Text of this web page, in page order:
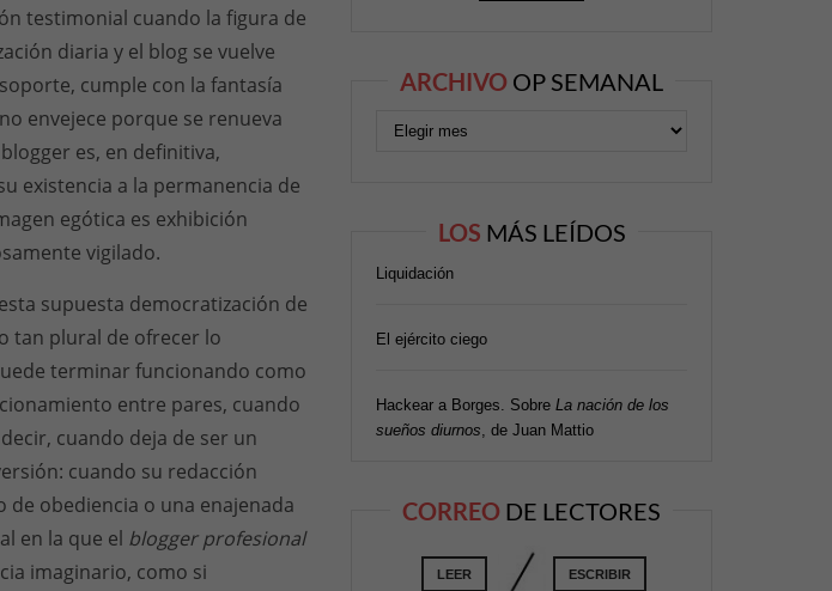
testimonial cuando la figura de
diaria y el blog se vuelve
cumple con la fantasía
envejece porque se renueva
es, en definitiva,
existencia a la permanencia de
egótica es exhibición
vigilado.
supuesta democratización de
tan plural de ofrecer lo
terminar funcionando como
entre pares, cuando
cuando deja de ser un
cuando su redacción
obediencia o una enajenada
en la que el blogger profesional
imaginario, como si
ARCHIVO OP SEMANAL
LOS MÁS LEÍDOS
Liquidación
El ejército ciego
Hackear a Borges. Sobre La nación de los
sueños diurnos , de Juan Mattio
CORREO DE LECTORES
LEER ESCRIBIR